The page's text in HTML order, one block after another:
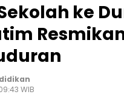
ke
WIB